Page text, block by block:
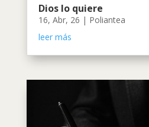
Dios lo quiere
16, Abr, 26 | Poliantea
leer más